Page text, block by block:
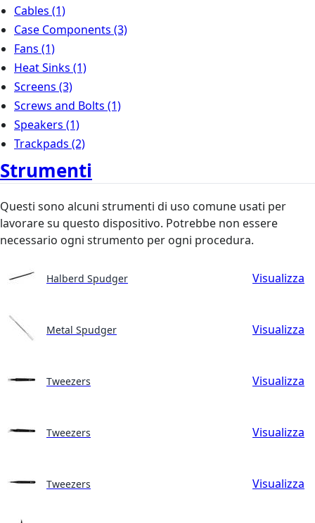
Cables (1)
Case Components (3)
Fans (1)
Heat Sinks (1)
Screens (3)
Screws and Bolts (1)
Speakers (1)
Trackpads (2)
Strumenti
Questi sono alcuni strumenti di uso comune usati per
lavorare su questo dispositivo. Potrebbe non essere
necessario ogni strumento per ogni procedura.
Halberd Spudger Visualizza
Metal Spudger Visualizza
Tweezers Visualizza
Tweezers Visualizza
Tweezers Visualizza